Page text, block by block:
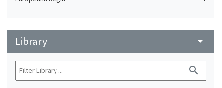
Library arrow_drop_down
search